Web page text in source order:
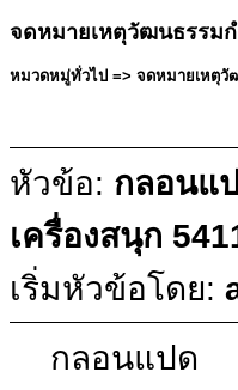
จดหมายเหตุวัฒนธรรม
หมวดหมู่ทั่วไป => จดหมายเหตุวั
หัวข้อ: กลอนแ
เครื่องสนุก
เริ่มหัวข้อโดย:
กลอนแปด